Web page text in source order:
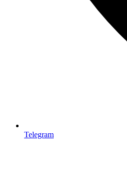
Telegram